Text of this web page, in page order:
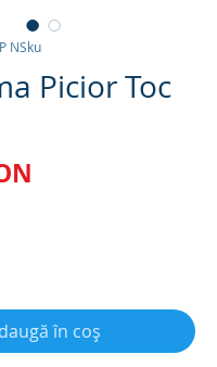
NSku
Picior Toc
în coș